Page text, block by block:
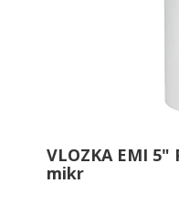
VLOZKA EMI 5"
mikr